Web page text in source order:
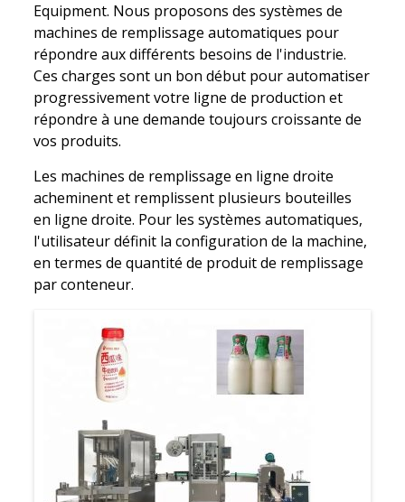
Equipment. Nous proposons des systèmes de
machines de remplissage automatiques pour
répondre aux différents besoins de l'industrie.
Ces charges sont un bon début pour automatiser
progressivement votre ligne de production et
répondre à une demande toujours croissante de
vos produits.
Les machines de remplissage en ligne droite
acheminent et remplissent plusieurs bouteilles
en ligne droite. Pour les systèmes automatiques,
l'utilisateur définit la configuration de la machine,
en termes de quantité de produit de remplissage
par conteneur.